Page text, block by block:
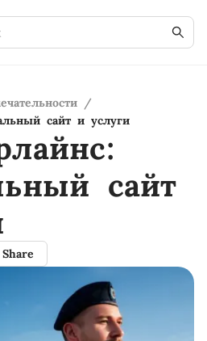
/
сайт и услуги
сайт
Share